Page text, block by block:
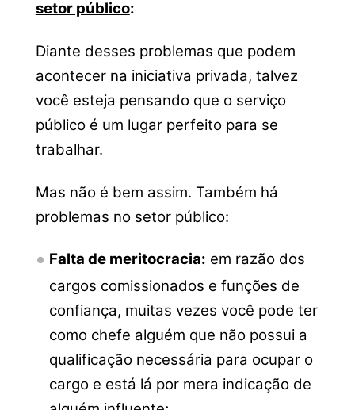
setor público:
Diante desses problemas que podem
acontecer na iniciativa privada, talvez
você esteja pensando que o serviço
público é um lugar perfeito para se
trabalhar.
Mas não é bem assim. Também há
problemas no setor público:
Falta de meritocracia: em razão dos
cargos comissionados e funções de
confiança, muitas vezes você pode ter
como chefe alguém que não possui a
qualificação necessária para ocupar o
cargo e está lá por mera indicação de